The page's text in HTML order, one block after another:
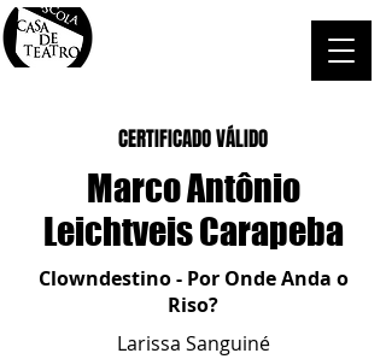
CERTIFICADO VÁLIDO
Marco Antônio
Leichtveis Carapeba
Clowndestino - Por Onde Anda o
Riso?
Larissa Sanguiné